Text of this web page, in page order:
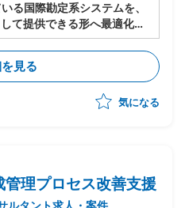
る国際勘定系システムを、
て提供できる形へ最適化す
Server等)は維持しつ
化を推進
み、今後設計フェーズの予
想定(途中引き継ぎを見込
り)
見る
気になる
理プロセス改善支援
ルタント求人・案件